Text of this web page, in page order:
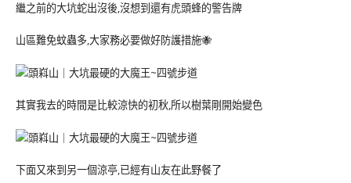
繼之前的大坑蛇出沒後,沒想到還有虎頭蜂的警告牌
山區難免蚊蟲多,大家務必要做好防護措施🐝
其實我去的時間是比較涼快的初秋,所以樹葉剛開始變色
下面又來到另一個涼亭,已經有山友在此野餐了